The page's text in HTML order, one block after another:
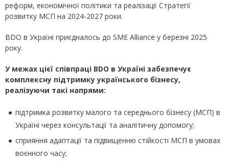
реформ, економічної політики та реалізації Стратегії
розвитку МСП на 2024-2027 роки.
BDO в Україні приєдналось до SME Alliance у березні 2025
року.
У межах цієї співпраці BDO в Україні забезпечує
комплексну підтримку українського бізнесу,
реалізуючи такі напрями:
підтримка розвитку малого та середнього бізнесу (МСП) в
Україні через консультації та аналітичну допомогу;
сприяння адаптації та підвищенню стійкості МСП в умовах
воєнного часу;